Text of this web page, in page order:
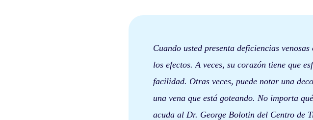
Cuando usted presenta deficiencias
los efectos. A veces, su corazón tiene que
facilidad. Otras veces, puede notar una
una vena que está goteando. No importa
acuda al Dr. George Bolotin del Centro de